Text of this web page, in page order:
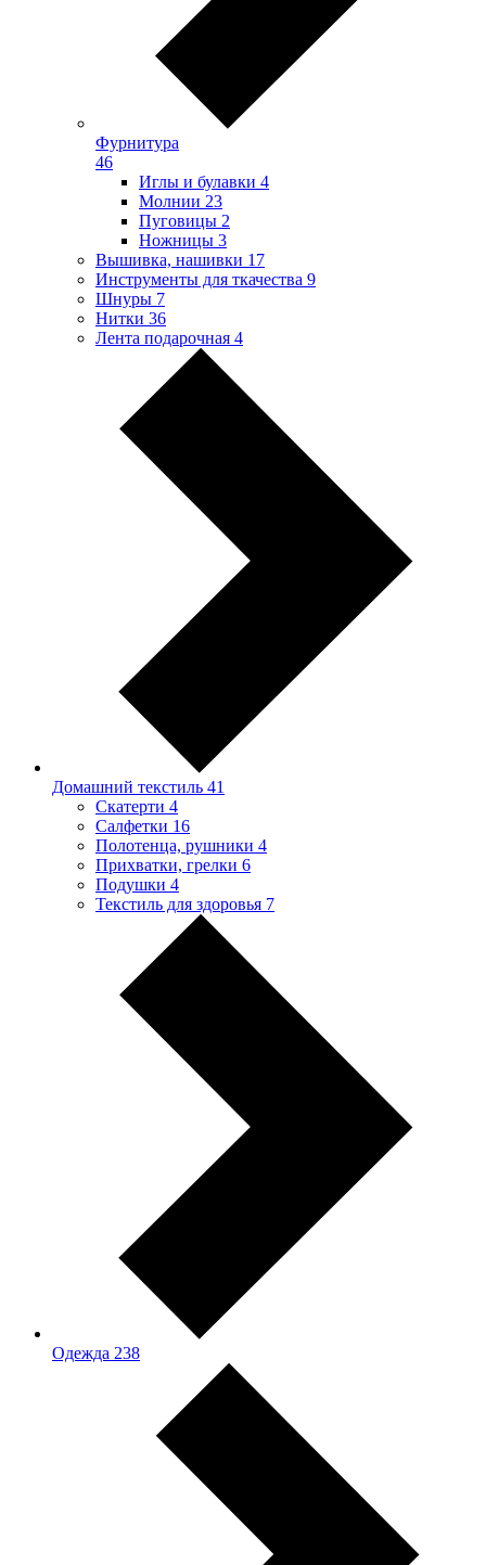
Фурнитура
46
Иглы и булавки 4
Молнии 23
Пуговицы 2
Ножницы 3
Вышивка, нашивки 17
Инструменты для ткачества 9
Шнуры 7
Нитки 36
Лента подарочная 4
Домашний текстиль 41
Скатерти 4
Салфетки 16
Полотенца, рушники 4
Прихватки, грелки 6
Подушки 4
Текстиль для здоровья 7
Одежда 238